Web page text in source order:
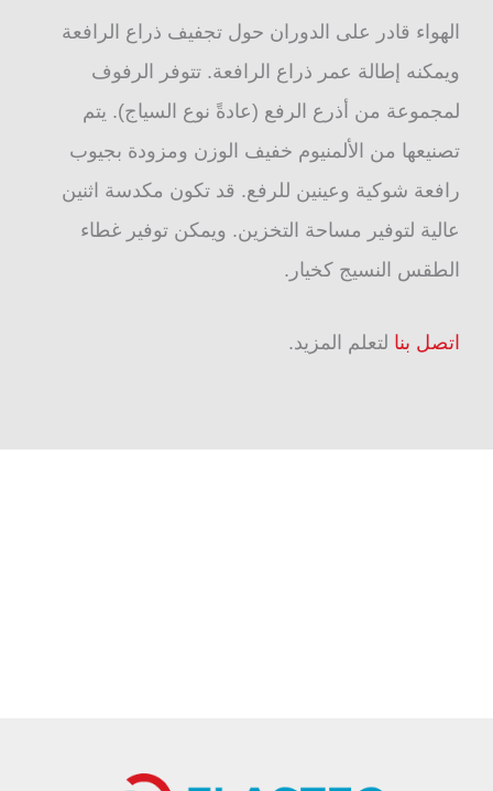
الهواء قادر على الدوران حول تجفيف ذراع الرافعة
ويمكنه إطالة عمر ذراع الرافعة. تتوفر الرفوف
لمجموعة من أذرع الرفع (عادةً نوع السياج). يتم
تصنيعها من الألمنيوم خفيف الوزن ومزودة بجيوب
رافعة شوكية وعينين للرفع. قد تكون مكدسة اثنين
عالية لتوفير مساحة التخزين. ويمكن توفير غطاء
الطقس النسيج كخيار.
اتصل بنا لتعلم المزيد.